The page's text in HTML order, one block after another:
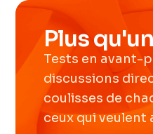
Plus
Tests en avant-
discussions
coulisses de
ceux qui veulent